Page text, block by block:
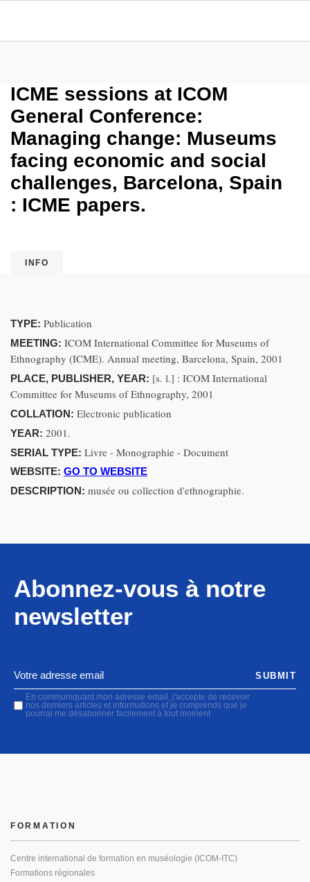
ICME sessions at ICOM
General Conference:
Managing change: Museums
facing economic and social
challenges, Barcelona, Spain
: ICME papers.
INFO
TYPE: Publication
MEETING: ICOM International Committee for Museums of
Ethnography (ICME). Annual meeting, Barcelona, Spain, 2001
PLACE, PUBLISHER, YEAR: [s. l.] : ICOM International
Committee for Museums of Ethnography, 2001
COLLATION: Electronic publication
YEAR: 2001.
SERIAL TYPE: Livre - Monographie - Document
WEBSITE: GO TO WEBSITE
DESCRIPTION: musée ou collection d'ethnographie.
Abonnez-vous à notre
newsletter
En communiquant mon adresse email, j'accepte de recevoir
nos derniers articles et informations et je comprends que je
pourrai me désabonner facilement à tout moment
SUBMIT
FORMATION
Centre international de formation en muséologie (ICOM-ITC)
Formations régionales